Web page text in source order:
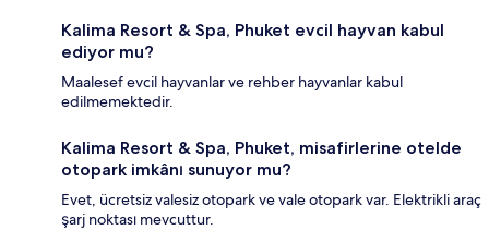
Kalima Resort & Spa, Phuket evcil hayvan kabul
ediyor mu?
Maalesef evcil hayvanlar ve rehber hayvanlar kabul
edilmemektedir.
Kalima Resort & Spa, Phuket, misafirlerine otelde
otopark imkânı sunuyor mu?
Evet, ücretsiz valesiz otopark ve vale otopark var. Elektrikli araç
şarj noktası mevcuttur.